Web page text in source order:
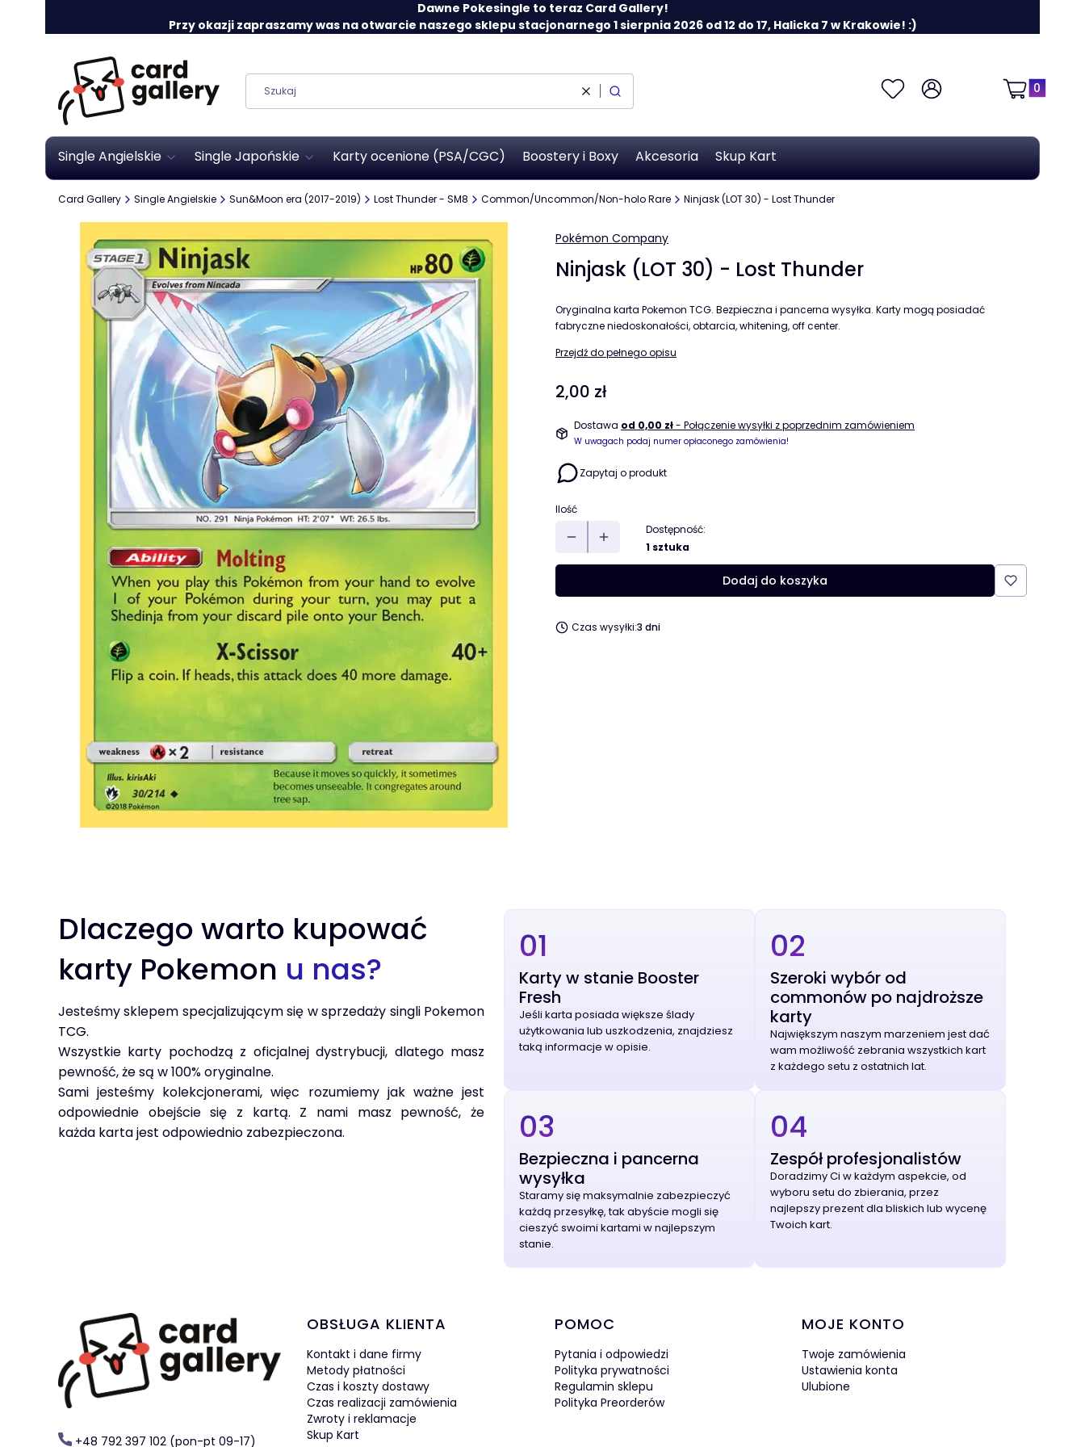
Dawne Pokesingle to teraz Card Gallery!
Przy okazji zapraszamy was na otwarcie naszego sklepu stacjonarnego 1 sierpnia 2026 od 12 do 17, Halicka 7 w Krakowie! :)
WyczyśćSzukaj UlubioneZaloguj się
Produkty w
Koszyk
Single Angielskie Single Japońskie Karty ocenione (PSA/CGC) Boostery i Boxy Akcesoria Skup Kart
Card Gallery Single Angielskie Sun&Moon era (2017-2019) Lost Thunder - SM8 Common/Uncommon/Non-holo Rare Ninjask (LOT 30) - Lost Thunder
Pokémon Company
Ninjask (LOT 30) - Lost Thunder
Oryginalna karta Pokemon TCG. Bezpieczna i pancerna wysyłka. Karty mogą posiadać
fabryczne niedoskonałości, obtarcia, whitening, off center.
Przejdź do pełnego opisu
Cena
2,00 zł
Dostawa od 0,00 zł- Połączenie wysyłki z poprzednim zamówieniem
W uwagach podaj numer opłaconego zamówienia!
Zapytaj o produkt
Ilość
Dostępność:
1 sztuka
Dodaj do koszyka
Czas wysyłki:3 dni
Dlaczego warto kupować
karty Pokemon u nas?
Jesteśmy sklepem specjalizującym się w sprzedaży singli Pokemon
TCG.
Wszystkie karty pochodzą z oficjalnej dystrybucji, dlatego masz
pewność, że są w 100% oryginalne.
Sami jesteśmy kolekcjonerami, więc rozumiemy jak ważne jest
odpowiednie obejście się z kartą. Z nami masz pewność, że
każda karta jest odpowiednio zabezpieczona.
01
Karty w stanie Booster
Fresh
Jeśli karta posiada większe ślady
użytkowania lub uszkodzenia, znajdziesz
taką informacje w opisie.
02
Szeroki wybór od
commonów po najdroższe
karty
Największym naszym marzeniem jest dać
wam możliwość zebrania wszystkich kart
z każdego setu z ostatnich lat.
03
Bezpieczna i pancerna
wysyłka
Staramy się maksymalnie zabezpieczyć
każdą przesyłkę, tak abyście mogli się
cieszyć swoimi kartami w najlepszym
stanie.
04
Zespół profesjonalistów
Doradzimy Ci w każdym aspekcie, od
wyboru setu do zbierania, przez
najlepszy prezent dla bliskich lub wycenę
Twoich kart.
+48 792 397 102 (pon-pt 09-17)
Linki w stopce
OBSŁUGA KLIENTA
Kontakt i dane firmy
Metody płatności
Czas i koszty dostawy
Czas realizacji zamówienia
Zwroty i reklamacje
Skup Kart
POMOC
Pytania i odpowiedzi
Polityka prywatności
Regulamin sklepu
Polityka Preorderów
MOJE KONTO
Twoje zamówienia
Ustawienia konta
Ulubione